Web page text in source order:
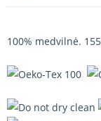
100% medvilnė.